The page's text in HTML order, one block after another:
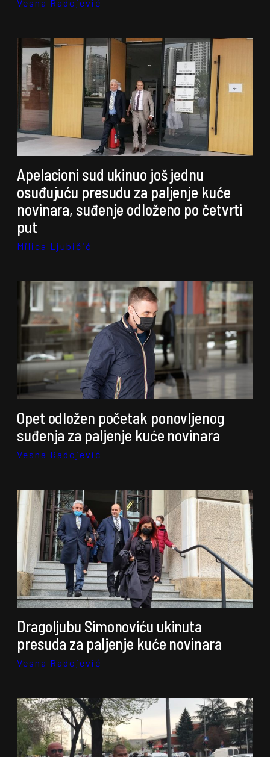
Vesna Radojević
Apelacioni sud ukinuo još jednu
osuđujuću presudu za paljenje kuće
novinara, suđenje odloženo po četvrti
put
Milica Ljubičić
Opet odložen početak ponovljenog
suđenja za paljenje kuće novinara
Vesna Radojević
Dragoljubu Simonoviću ukinuta
presuda za paljenje kuće novinara
Vesna Radojević